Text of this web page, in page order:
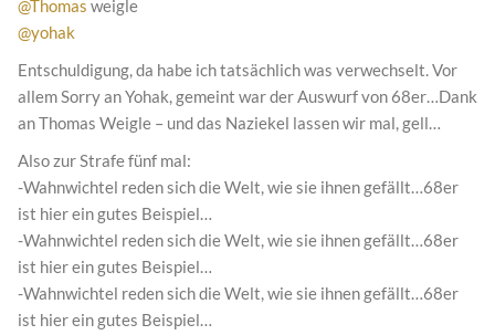
@Thomas weigle
@yohak
Entschuldigung, da habe ich tatsächlich was verwechselt. Vor
allem Sorry an Yohak, gemeint war der Auswurf von 68er…Dank
an Thomas Weigle – und das Naziekel lassen wir mal, gell…
Also zur Strafe fünf mal:
-Wahnwichtel reden sich die Welt, wie sie ihnen gefällt…68er
ist hier ein gutes Beispiel…
-Wahnwichtel reden sich die Welt, wie sie ihnen gefällt…68er
ist hier ein gutes Beispiel…
-Wahnwichtel reden sich die Welt, wie sie ihnen gefällt…68er
ist hier ein gutes Beispiel…